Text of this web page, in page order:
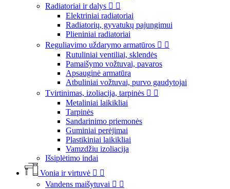
Radiatoriai ir dalys  
Elektriniai radiatoriai
Radiatorių, gyvatukų pajungimui
Plieniniai radiatoriai
Reguliavimo uždarymo armatūros  
Rutuliniai ventiliai, sklendės
Pamaišymo vožtuvai, pavaros
Apsauginė armatūra
Atbuliniai vožtuvai, purvo gaudytojai
Tvirtinimas, izoliacija, tarpinės  
Metaliniai laikikliai
Tarpinės
Sandarinimo priemonės
Guminiai perėjimai
Plastikiniai laikikliai
Vamzdžiu izoliacija
Išsiplėtimo indai
Vonia ir virtuvė  
Vandens maišytuvai  